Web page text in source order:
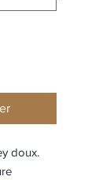
doux.